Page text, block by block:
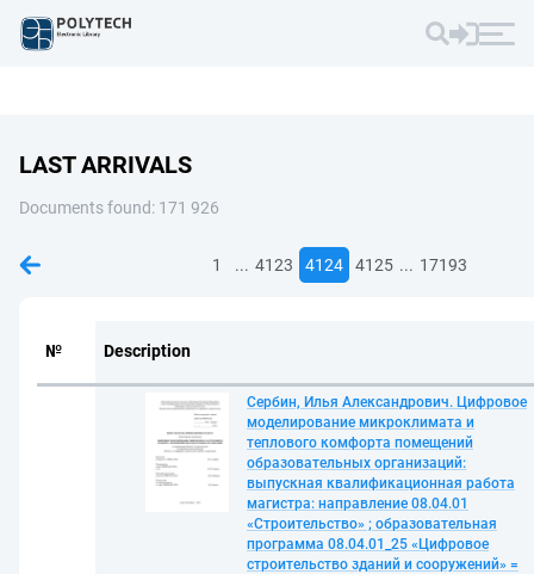
LAST ARRIVALS
Documents found: 171 926
1 ... 4123 4124 4125 ... 17193
№ Description
Сербин, Илья Александрович. Цифровое
моделирование микроклимата и
теплового комфорта помещений
образовательных организаций:
выпускная квалификационная работа
магистра: направление 08.04.01
«Строительство» ; образовательная
программа 08.04.01_25 «Цифровое
строительство зданий и сооружений» =